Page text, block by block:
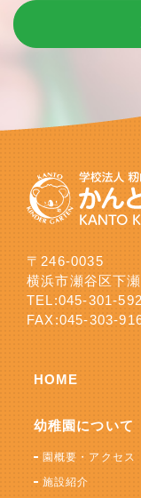
〒246-0035
横浜市瀬谷区下
TEL:045-301-
FAX:045-303-
HOME
幼稚園について
園概要・アクセス
施設紹介